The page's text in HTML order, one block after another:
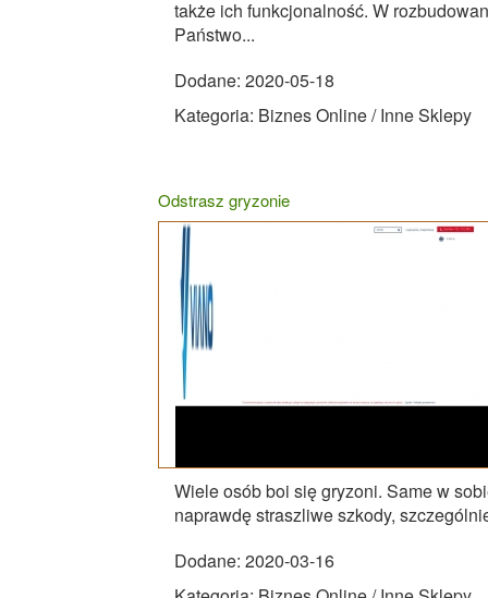
także ich funkcjonalność. W
Państwo...
Dodane: 2020-05-18
Kategoria: Biznes Online / Inne Sklepy
Odstrasz gryzonie
Wiele osób boi się gryzoni. Same w
naprawdę straszliwe szkody,
Dodane: 2020-03-16